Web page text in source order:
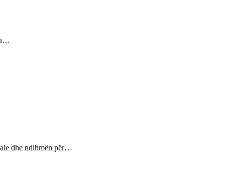
dhe ndihmën për…